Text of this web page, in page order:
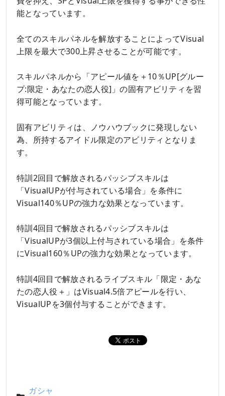
能となっています。
全てのスキルパネルを解放することによってVisual
上限を最大で300上昇させることが可能です。
スキルパネルから「アピール値を＋10％UP[グルー
プ:限定・あなたの恋人役]」の固有アビリティを習
得可能となっています。
固有アビリティは、ノウハウブックに発現しない
為、所持するアイドル限定のアビリティとなりま
す。
特訓2回目で解放されるパッシブスキルは
「VisualUPが付与されている場合」を条件に
Visual140％UPの強力な効果となっています。
特訓4回目で解放されるパッシブスキルは
「VisualUPが3個以上付与されている場合」を条件
にVisual160％UPの強力な効果となっています。
特訓4回目で解放されるライブスキル「限定・あな
たの恋人役＋」はVisual4.5倍アピールを行い、
VisualUPを3個付与することができます。
ガシャ